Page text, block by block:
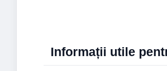
Informații utile